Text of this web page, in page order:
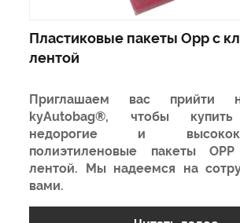
Пластиковые пакеты Opp с
лентой
Приглашаем вас прийти
kyAutobag®, чтобы
недорогие и
полиэтиленовые пакеты
лентой. Мы надеемся на
вами.